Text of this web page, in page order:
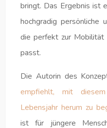
bringt. Das Ergebnis ist
hochgradig persönliche
die perfekt zur Mobilität
passt.
Die Autorin des
empfiehlt, mit
Lebensjahr herum zu
ist für jüngere